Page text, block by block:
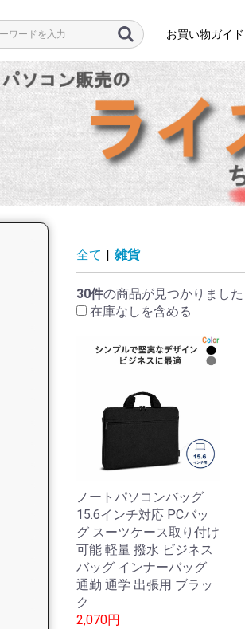
お買い物ガイド
全て | 雑貨
30件の商品が見つかりました
在庫なしを含める
ノートパソコンバッグ
15.6インチ対応 PCバッ
グ スーツケース取り付け
可能 軽量 撥水 ビジネス
バッグ インナーバッグ
通勤 通学 出張用 ブラッ
ク
2,070円